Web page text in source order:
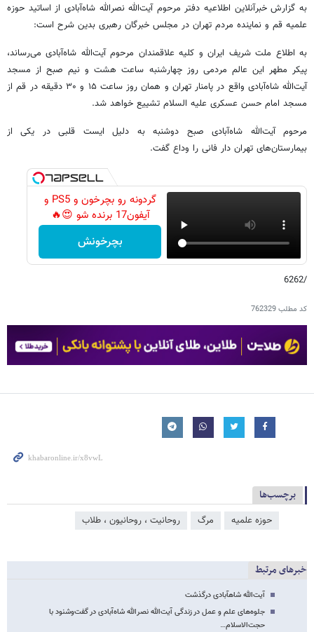
به گزارش خبرآنلاین اطلاعیه دفتر مرحوم آیت‌الله نصرالله شاه‌آبادی از اساتید حوزه
علمیه قم و نماینده مردم تهران در مجلس خبرگان رهبری بدین شرح است:
به اطلاع ملت شریف ایران و کلیه علاقمندان مرحوم آیت‌الله شاه‌آبادی می‌رساند،
پیکر مطهر این عالم مردمی روز چهارشنبه ساعت هشت و نیم صبح از مسجد
آیت‌الله شاه‌آبادی واقع در پامنار تهران و همان روز ساعت ۱۵ و ۳۰ دقیقه در قم از
مسجد امام حسن عسکری علیه السلام تشییع خواهد شد.
مرحوم آیت‌الله شاه‌آبادی صبح دوشنبه به دلیل ایست قلبی در یکی از
بیمارستان‌های تهران دار فانی را وداع گفت.
گردونه رو بچرخون و PS5 و
آیفون17 برنده شو 😍🔥
بچرخونش
/6262
کد مطلب762329
برچسب‌ها
حوزه علمیه مرگ روحانیت ، روحانیون ، طلاب
خبرهای مرتبط
آیت‌الله شاه‎آبادی درگذشت
جلوه‌های علم و عمل در زندگی آیت‌الله نصرالله شاه‌آبادی در گفت‌وشنود با
حجت‌الاسلام…